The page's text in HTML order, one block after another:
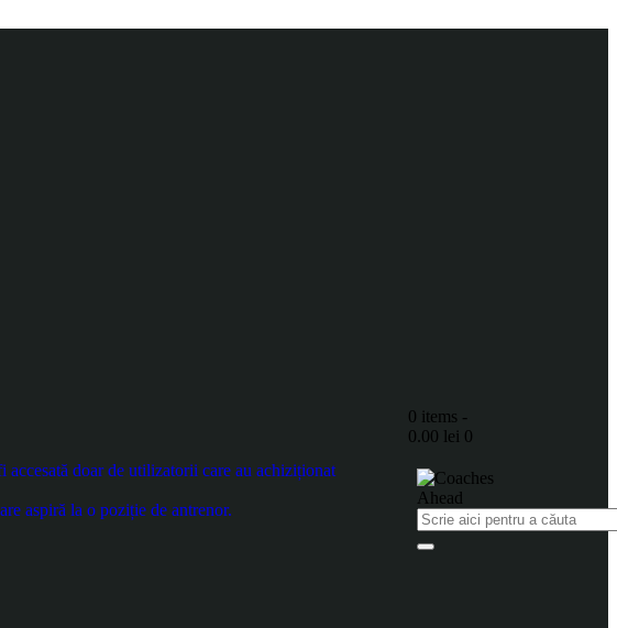
accesată doar de utilizatorii care au achiziționat
aspiră la o poziție de antrenor.
0 items -
0.00 lei 0